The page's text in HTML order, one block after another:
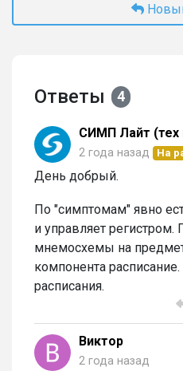
Ответы 4
СИМП Лайт
2 года назад На
День добрый.
По "симптомам" явно
и управляет регистром.
мнемосхемы на
компонента
расписания.
Виктор
2 года назад